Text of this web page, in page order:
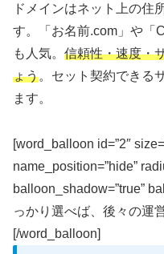
ドメインはネット上の住
す。「お名前.com」や「
も人気。 信頼性・速度・
ょう。セット契約できる
ます。
[word_balloon id=”2″
name_position=”hide”
balloon_shadow=”true”
っかり選べば、後々の運
[/word_balloon]